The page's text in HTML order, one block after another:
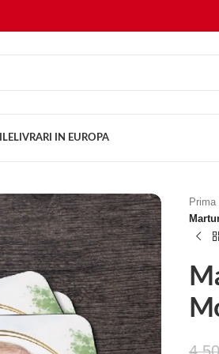
LIVRARI IN EUROPA
Prima